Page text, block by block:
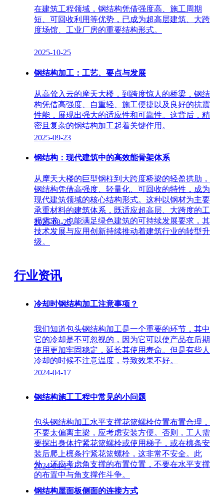
在建筑工程领域，钢结构凭借强度高、施工周期
短、可回收利用等优势，已成为超高层建筑、大跨
度场馆、工业厂房的重要结构形式。
2025-10-25
钢结构加工：工艺、要点与发展
从高耸入云的摩天大楼，到跨度惊人的桥梁，钢结
构凭借高强度、自重轻、施工便捷以及良好的抗震
性能，展现出强大的适应性和可靠性。这背后，精
密且复杂的钢结构加工起着关键作用。
2025-09-23
钢结构：现代建筑中的高效能骨架体系
从摩天大楼的巨型钢柱到大跨度桥梁的轻盈拱肋，
钢结构凭借高强度、轻量化、可回收的特性，成为
现代建筑领域的核心结构形式。这种以钢材为主要
承重材料的建筑体系，既适应超高层、大跨度的工
程需求，也能满足绿色建筑的可持续发展要求，其
技术发展与应用创新持续推动着建筑行业的转型升
级。
2025-08-25
行业资讯
冷却时钢结构加工注意事项？
我们知道包头钢结构加工是一个重要的环节，其中
它的冷却是不可忽视的，因为它可以使产品在后期
使用更加牢固稳定，延长其使用寿命。但是有些人
冷却的时候不注意温度，导致效果不好。
2024-04-17
钢结构施工工程中常见的小问题
包头钢结构加工水平支撑花篮螺栓位置布置合理，
不要太偏离主梁，应考虑安装方便。否则，工人需
要探出身体拧紧花篮螺栓或使用梯子，或在檩条安
装后爬上檩条拧紧花篮螺栓，这非常不安全。此
外，还应考虑角支撑的布置位置，不要在水平支撑
的布置中与角支撑作斗争。
2024-04-15
钢结构屋面板侧面的连接方式